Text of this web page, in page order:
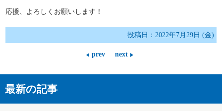
応援、よろしくお願いします！
投稿日：2022年7月29日 (金)
prev next
最新の記事